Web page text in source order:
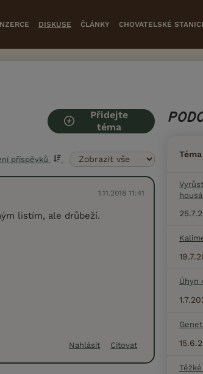
DISKUSE ČLÁNKY CHOVATELSKÉ
Přidejte
téma
příspěvků
1.11.2018 11:41
listím, ale drůbeží.
Nahlásit Citovat
Téma
Úhyn